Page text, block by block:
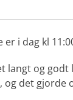
er i dag kl
langt og godt
og det gjorde